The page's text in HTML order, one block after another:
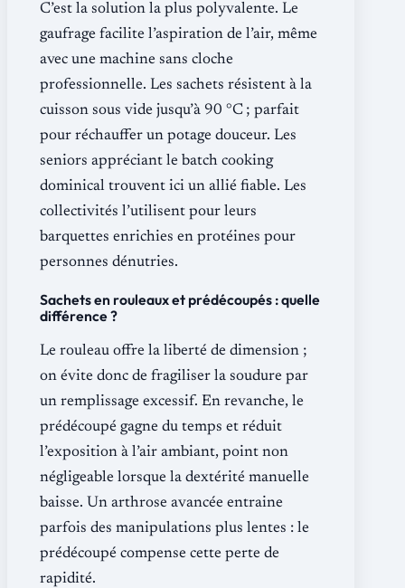
C’est la solution la plus polyvalente. Le
gaufrage facilite l’aspiration de l’air, même
avec une machine sans cloche
professionnelle. Les sachets résistent à la
cuisson sous vide jusqu’à 90 °C ; parfait
pour réchauffer un potage douceur. Les
seniors appréciant le batch cooking
dominical trouvent ici un allié fiable. Les
collectivités l’utilisent pour leurs
barquettes enrichies en protéines pour
personnes dénutries.
Sachets en rouleaux et prédécoupés : quelle
différence ?
Le rouleau offre la liberté de dimension ;
on évite donc de fragiliser la soudure par
un remplissage excessif. En revanche, le
prédécoupé gagne du temps et réduit
l’exposition à l’air ambiant, point non
négligeable lorsque la dextérité manuelle
baisse. Un arthrose avancée entraine
parfois des manipulations plus lentes : le
prédécoupé compense cette perte de
rapidité.